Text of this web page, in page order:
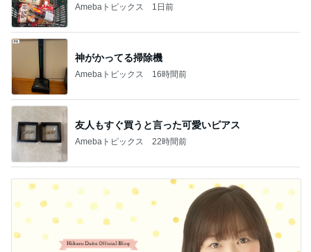
Amebaトピックス 1日前
神がかってる掃除機
Amebaトピックス 16時間前
友人もすぐ買うと言った可愛いピアス
Amebaトピックス 22時間前